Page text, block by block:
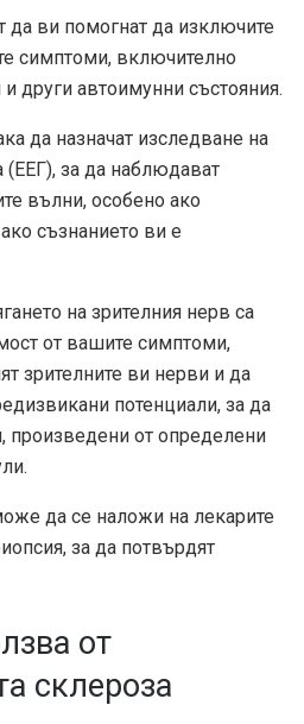
да ви помогнат да изключите
симптоми, включително
други автоимунни състояния.
да назначат изследване на
за да наблюдават
вълни, особено ако
съзнанието ви е
на зрителния нерв са
от вашите симптоми,
зрителните ви нерви и да
потенциали, за да
произведени от определени
да се наложи на лекарите
за да потвърдят
от
склероза